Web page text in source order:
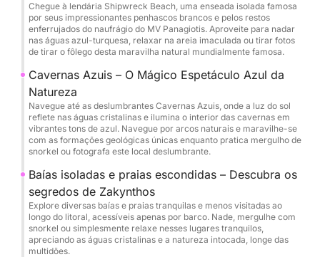
Chegue à lendária Shipwreck Beach, uma enseada isolada famosa
por seus impressionantes penhascos brancos e pelos restos
enferrujados do naufrágio do MV Panagiotis. Aproveite para nadar
nas águas azul-turquesa, relaxar na areia imaculada ou tirar fotos
de tirar o fôlego desta maravilha natural mundialmente famosa.
Cavernas Azuis – O Mágico Espetáculo Azul da
Natureza
Navegue até as deslumbrantes Cavernas Azuis, onde a luz do sol
reflete nas águas cristalinas e ilumina o interior das cavernas em
vibrantes tons de azul. Navegue por arcos naturais e maravilhe-se
com as formações geológicas únicas enquanto pratica mergulho de
snorkel ou fotografa este local deslumbrante.
Baías isoladas e praias escondidas – Descubra os
segredos de Zakynthos
Explore diversas baías e praias tranquilas e menos visitadas ao
longo do litoral, acessíveis apenas por barco. Nade, mergulhe com
snorkel ou simplesmente relaxe nesses lugares tranquilos,
apreciando as águas cristalinas e a natureza intocada, longe das
multidões.